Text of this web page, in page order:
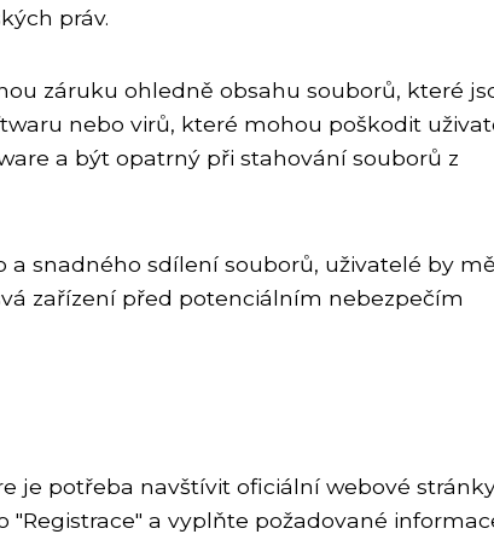
práv.
záruku ohledně obsahu souborů, které
nebo virů, které mohou poškodit
a být opatrný při stahování souborů z
snadného sdílení souborů, uživatelé by
zařízení před potenciálním nebezpečím
je potřeba navštívit oficiální webové
a vyplňte požadované